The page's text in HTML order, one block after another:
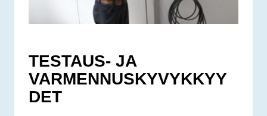
TESTAUS- JA
VARMENNUSKYVYKKYY
DET